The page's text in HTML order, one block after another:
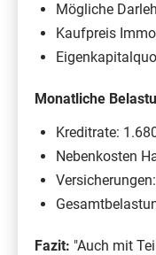
Mögliche
Kaufpreis
Monatliche
Kreditrate:
Nebenkosten
Fazit: "Auch mit